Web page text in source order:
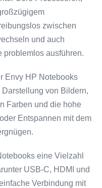
zwischen
und auch
problemlos ausführen.
Envy HP Notebooks
von Bildern,
Farben und die hohe
Entspannen mit dem
eine Vielzahl
USB-C, HDMI und
Verbindung mit